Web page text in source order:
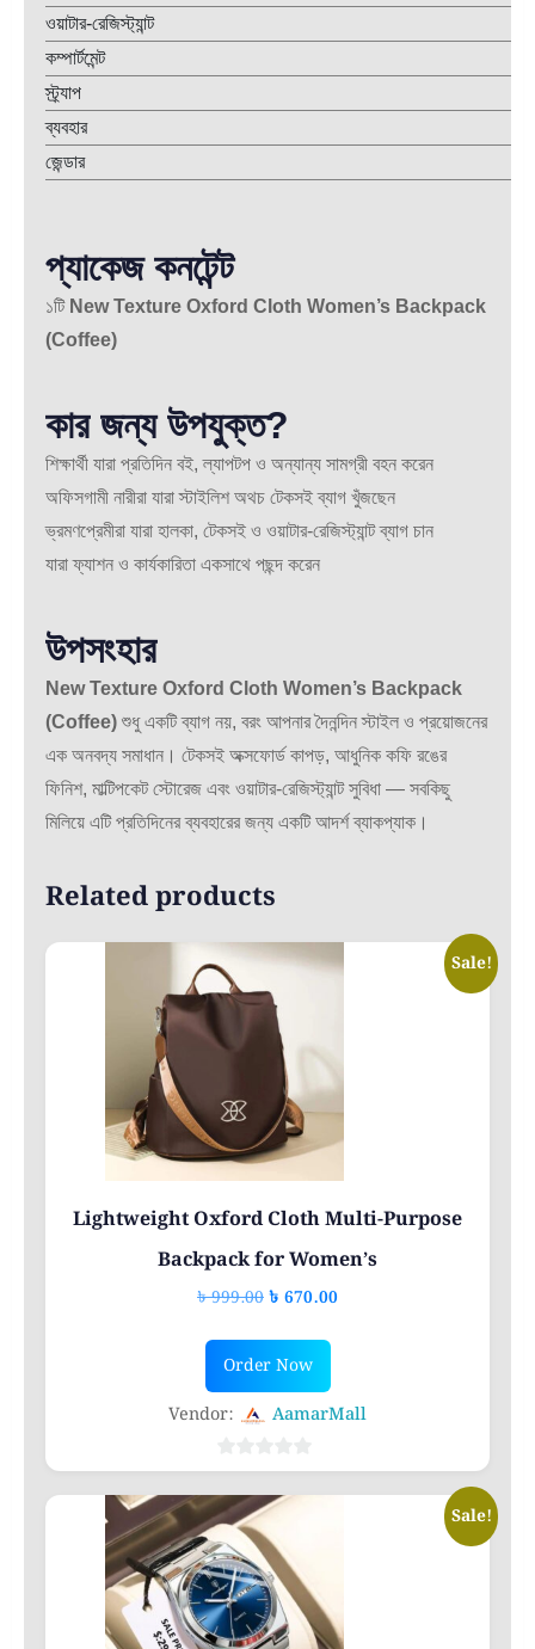
ওয়াটার-রেজিস্ট্যান্ট
কম্পার্টমেন্ট
স্ট্র্যাপ
ব্যবহার
জেন্ডার
প্যাকেজ কনটেন্ট
১টি New Texture Oxford Cloth Women’s Backpack
(Coffee)
কার জন্য উপযুক্ত?
শিক্ষার্থী যারা প্রতিদিন বই, ল্যাপটপ ও অন্যান্য সামগ্রী বহন করেন
অফিসগামী নারীরা যারা স্টাইলিশ অথচ টেকসই ব্যাগ খুঁজছেন
ভ্রমণপ্রেমীরা যারা হালকা, টেকসই ও ওয়াটার-রেজিস্ট্যান্ট ব্যাগ চান
যারা ফ্যাশন ও কার্যকারিতা একসাথে পছন্দ করেন
উপসংহার
New Texture Oxford Cloth Women’s Backpack
(Coffee) শুধু একটি ব্যাগ নয়, বরং আপনার দৈনন্দিন স্টাইল ও প্রয়োজনের
এক অনবদ্য সমাধান। টেকসই অক্সফোর্ড কাপড়, আধুনিক কফি রঙের
ফিনিশ, মাল্টিপকেট স্টোরেজ এবং ওয়াটার-রেজিস্ট্যান্ট সুবিধা — সবকিছু
মিলিয়ে এটি প্রতিদিনের ব্যবহারের জন্য একটি আদর্শ ব্যাকপ্যাক।
Related products
Sale!
Lightweight Oxford Cloth Multi-Purpose
Backpack for Women’s
৳999.00Original
was:
৳ 999.00.
৳ 670.00Current
Order Now
Vendor: AamarMall
0
out
of
5
Sale!